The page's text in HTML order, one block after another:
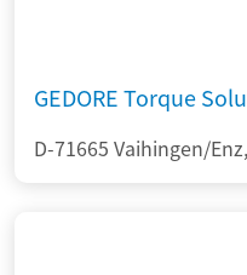
GEDORE Torque
D-71665 Vaihingen/